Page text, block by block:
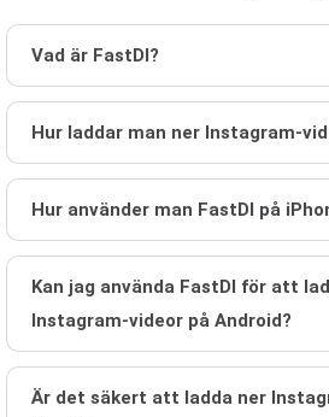
Vad är FastDl?
Hur laddar man ner Instagram-
Hur använder man FastDl på
Kan jag använda FastDl för att
Instagram-videor på Android?
Är det säkert att ladda ner